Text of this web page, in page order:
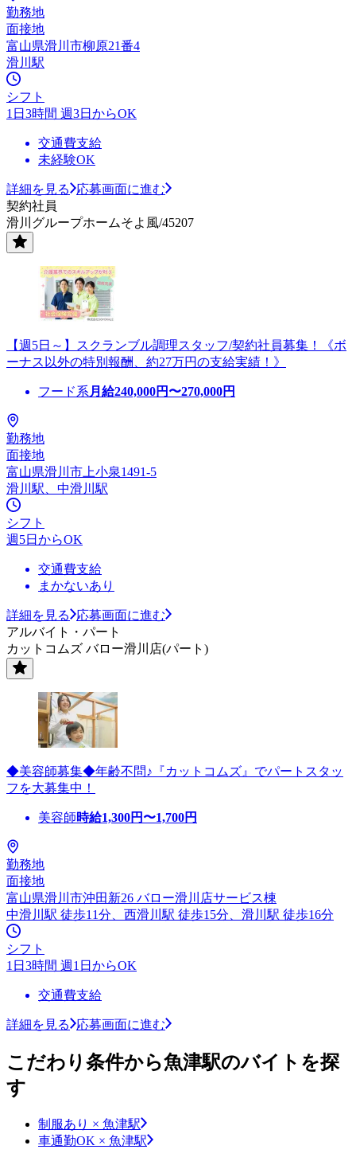
勤務地
面接地
富山県滑川市柳原21番4
滑川駅
シフト
1日3時間 週3日からOK
交通費支給
未経験OK
詳細を見る
応募画面に進む
契約社員
滑川グループホームそよ風/45207
【週5日～】スクランブル調理スタッフ/契約社員募集！《ボ
ーナス以外の特別報酬、約27万円の支給実績！》
フード系 月給240,000円〜270,000円
勤務地
面接地
富山県滑川市上小泉1491-5
滑川駅、中滑川駅
シフト
週5日からOK
交通費支給
まかないあり
詳細を見る
応募画面に進む
アルバイト・パート
カットコムズ バロー滑川店(パート)
◆美容師募集◆年齢不問♪『カットコムズ』でパートスタッ
フを大募集中！
美容師時給1,300円〜1,700円
勤務地
面接地
富山県滑川市沖田新26 バロー滑川店サービス棟
中滑川駅 徒歩11分、西滑川駅 徒歩15分、滑川駅 徒歩16分
シフト
1日3時間 週1日からOK
交通費支給
詳細を見る 応募画面に進む
こだわり条件から魚津駅のバイトを探
す
制服あり × 魚津駅
車通勤OK × 魚津駅